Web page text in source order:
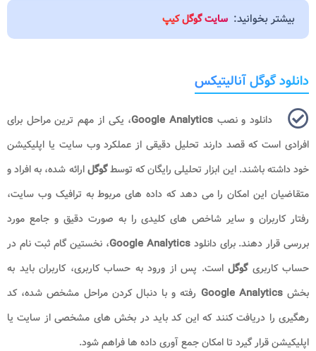
بیشتر بخوانید: سایت گوگل کیپ
دانلود گوگل آنالیتیکس
دانلود و نصب Google Analytics
، یکی از مهم ترین مراحل برای
افرادی است که قصد دارند تحلیل دقیقی از عملکرد وب سایت یا اپلیکیشن
خود داشته باشند. این ابزار تحلیلی رایگان که توسطگوگلارائه شده، به افراد و
متقاضیان این امکان را می دهد که داده های مربوط به ترافیک وب سایت،
رفتار کاربران و سایر شاخص های کلیدی را به صورت دقیق و جامع مورد
بررسی قرار دهند. برای دانلودGoogle Analytics، نخستین گام ثبت نام در
حساب کاربریگوگلاست. پس از ورود به حساب کاربری، کاربران باید به
بخشGoogle Analytics رفته و با دنبال کردن مراحل مشخص شده، کد
رهگیری را دریافت کنند که این کد باید در بخش های مشخصی از سایت یا
اپلیکیشن قرار گیرد تا امکان جمع آوری داده ها فراهم شود.